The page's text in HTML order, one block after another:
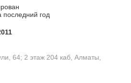
последний год
64; 2 этаж 204 каб, Алматы,